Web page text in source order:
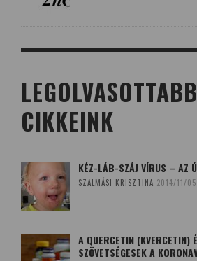
LEGOLVASOTTABB
CIKKEINK
KÉZ-LÁB-SZÁJ VÍRUS – AZ
SZALMÁSI KRISZTINA 2014/11/05
A QUERCETIN (KVERCETIN)
SZÖVETSÉGESEK A